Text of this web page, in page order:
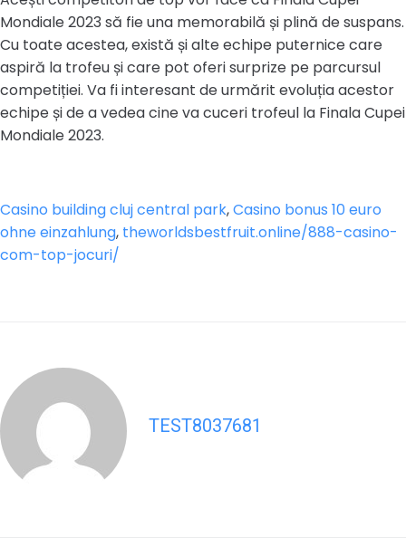
Mondiale 2023 să fie una memorabilă și plină de suspans.
Cu toate acestea, există și alte echipe puternice care
aspiră la trofeu și care pot oferi surprize pe parcursul
competiției. Va fi interesant de urmărit evoluția acestor
echipe și de a vedea cine va cuceri trofeul la Finala Cupei
Mondiale 2023.
Casino building cluj central park,Casino bonus 10 euro
ohne einzahlung, theworldsbestfruit.online/888-casino-
com-top-jocuri/
TEST8037681